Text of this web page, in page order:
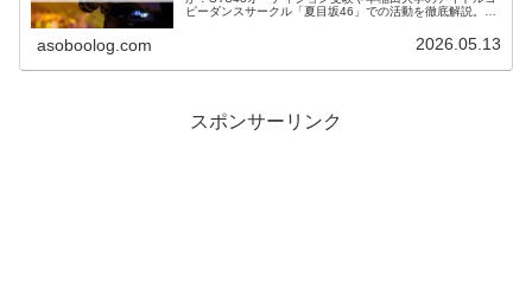
ピーダンスサークル「夏目坂46」での活動を徹底解説。プ
知られる本物のアイドル愛を持つ24歳の素顔に迫ります。
asoboolog.com 2026.05.13
スポンサーリンク